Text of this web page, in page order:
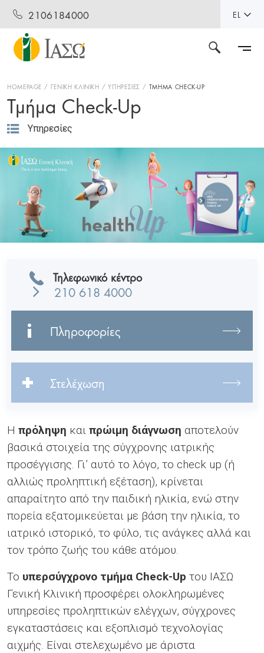
2106184000 EL
HOMEPAGE ΓΕΝΙΚΗ ΚΛΙΝΙΚΗ ΥΠΗΡΕΣΙΕΣ ΤΜΗΜΑ CHECK-UP
Τμήμα Check-Up
Υπηρεσίες
Τηλεφωνικό κέντρο
210 618 4000
Πληροφορίες
Στελέχωση
Η πρόληψη και πρώιμη διάγνωση αποτελούν
βασικά στοιχεία της σύγχρονης ιατρικής
προσέγγισης. Γι’ αυτό το λόγο, το check up (ή
αλλιώς προληπτική εξέταση), κρίνεται
απαραίτητο από την παιδική ηλικία, ενώ στην
πορεία εξατομικεύεται με βάση την ηλικία, το
ιατρικό ιστορικό, το φύλο, τις ανάγκες αλλά και
τον τρόπο ζωής του κάθε ατόμου.
To υπερσύγχρονο τμήμα Check-Up του ΙΑΣΩ
Γενική Κλινική προσφέρει ολοκληρωμένες
υπηρεσίες προληπτικών ελέγχων, σύγχρονες
εγκαταστάσεις και εξοπλισμό τεχνολογίας
αιχμής. Είναι στελεχωμένο με άριστα